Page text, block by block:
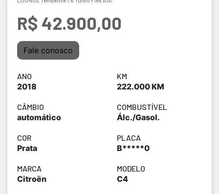
R$ 42.900,00
Fale conosco
ANO
2018
KM
222.000 KM
CÂMBIO
automático
COMBUSTÍVEL
Álc./Gasol.
COR
Prata
PLACA
B*****0
MARCA
Citroën
MODELO
C4